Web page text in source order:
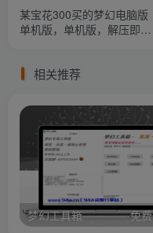
某宝花300买的梦幻电脑版
单机版，单机版，解压即可
相关推荐
梦幻工具箱————-免费